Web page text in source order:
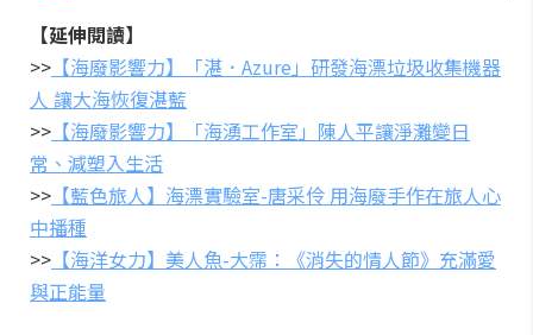
【延伸閱讀】
>> 【海廢影響力】「湛．Azure」研發海漂垃圾收集機器
人 讓大海恢復湛藍
>> 【海廢影響力】「海湧工作室」陳人平讓淨灘變日
常、減塑入生活
>> 【藍色旅人】海漂實驗室-唐采伶 用海廢手作在旅人心
中播種
>> 【海洋女力】美人魚-大霈：《消失的情人節》充滿愛
與正能量